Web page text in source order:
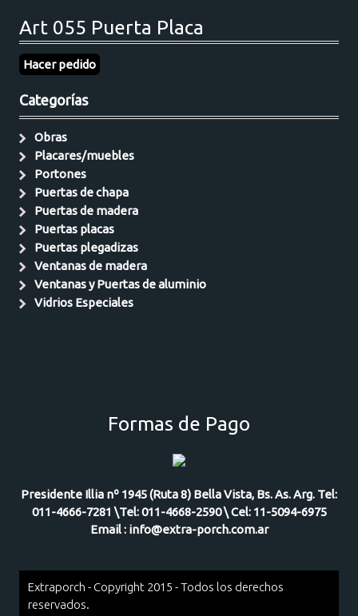
Art 055 Puerta Placa
Hacer pedido
Categorías
Obras
Placares/muebles
Portones
Puertas de chapa
Puertas de madera
Puertas placas
Puertas plegadizas
Ventanas de madera
Ventanas y Puertas de aluminio
Vidrios Especiales
Formas de Pago
Presidente Illia nº 1945 (Ruta 8) Bella Vista, Bs. As. Arg. Tel:
011-4666-7281 \Tel: 011-4668-2590 \ Cel: 11-5094-6975
Email : info@extra-porch.com.ar
Extraporch - Copyright 2015 - Todos los derechos
reservados.